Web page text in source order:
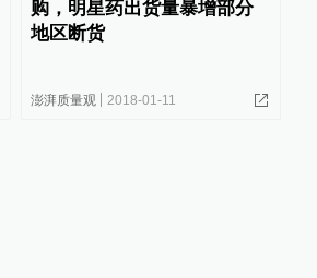
购，明星药出货量暴增部分
地区断货
澎湃质量观 2018-01-11